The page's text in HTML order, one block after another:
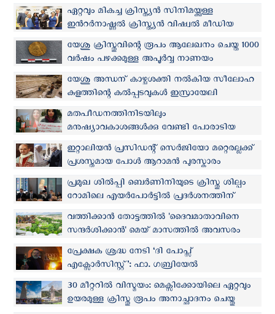
ഏറ്റവും മികച്ച ക്രിസ്ത‌്യൻ സിനിമയ്ക്കുള്ള
ഇന്‍റര്‍നാഷ്ണൽ ക്രിസ്ത്യൻ വിഷ്വൽ മീഡിയ
അവാര്‍ഡ് 'ദ ഫേസ് ഓഫ് ദ ഫേസ്‌ലെസ്'ന്
യേശു ക്രിസ്തുവിന്റെ രൂപം ആലേഖനം ചെയ്ത 1000
വര്‍ഷം പഴക്കമുള്ള അപൂര്‍വ്വ നാണയം
നോര്‍വേയില്‍ കണ്ടെത്തി
യേശു അന്ധന് കാഴ്ചശക്തി നല്‍കിയ സീലോഹ
കുളത്തിന്റെ കല്‍പ്പടവുകള്‍ ഇസ്രായേലി
ഗവേഷകര്‍ കണ്ടെത്തി
മതപീഡനത്തിനിടയിലും
മനുഷ്യാവകാശങ്ങള്‍ക്കു വേണ്ടി പോരാടിയ
ഇറാനി ക്രിസ്ത്യന്‍ വനിതക്ക് ജര്‍മ്മന്‍ പുരസ്കാരം
ഇറ്റാലിയന്‍ പ്രസിഡന്റ് സെര്‍ജിയോ മറ്റെരല്ലക്ക്
പ്രശസ്തമായ പോള്‍ ആറാമന്‍ പുരസ്കാരം
പ്രമുഖ ശില്‍പ്പി ബെർണിനിയുടെ ക്രിസ്തു ശില്പം
റോമിലെ എയർപോർട്ടിൽ പ്രദർശനത്തിന്
വത്തിക്കാൻ തോട്ടത്തിൽ 'ദൈവമാതാവിനെ
സന്ദർശിക്കാൻ' മെയ് മാസത്തില്‍ അവസരം
പ്രേക്ഷക ശ്രദ്ധ നേടി ‘ദി പോപ്സ്
എക്സോര്‍സിസ്റ്റ്’: ഫാ. ഗബ്രിയേല്‍
അമോര്‍ത്തിന്റെ ജീവിതകഥ കേരളത്തിലും
പ്രദര്‍ശനം തുടരുന്നു
30 മീറ്ററില്‍ വിസ്മയം: മെക്സിക്കോയിലെ ഏറ്റവും
ഉയരമുള്ള ക്രിസ്തു രൂപം അനാച്ഛാദനം ചെയ്തു